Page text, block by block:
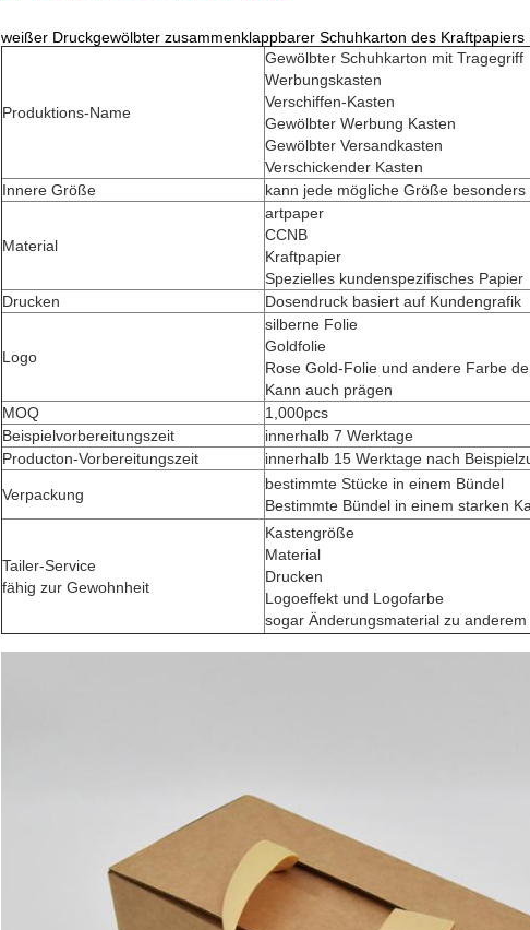
weißer Druckgewölbter zusammenklappbarer Schuhkarton des
Produktions-Name
Gewölbter Schuhkarton mit Tragegriff
Werbungskasten
Verschiffen-Kasten
Gewölbter Werbung Kasten
Gewölbter Versandkasten
Verschickender Kasten
Innere Größe
kann jede mögliche Größe besonders
Material
artpaper
CCNB
Kraftpapier
Spezielles kundenspezifisches Papier
Drucken
Dosendruck basiert auf Kundengrafik
Logo
silberne Folie
Goldfolie
Rose Gold-Folie und andere Farbe
Kann auch prägen
MOQ
1,000pcs
Beispielvorbereitungszeit
innerhalb 7 Werktage
Producton-Vorbereitungszeit
innerhalb 15 Werktage nach
Verpackung
bestimmte Stücke in einem Bündel
Bestimmte Bündel in einem starken
Tailer-Service
fähig zur Gewohnheit
Kastengröße
Material
Drucken
Logoeffekt und Logofarbe
sogar Änderungsmaterial zu anderem